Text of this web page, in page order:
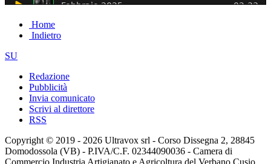
Home
Indietro
SU
Redazione
Pubblicità
Invia comunicato
Scrivi al direttore
RSS
Copyright © 2019 - 2026 Ultravox srl - Corso Dissegna 2, 28845
Domodossola (VB) - P.IVA/C.F. 02344090036 - Camera di